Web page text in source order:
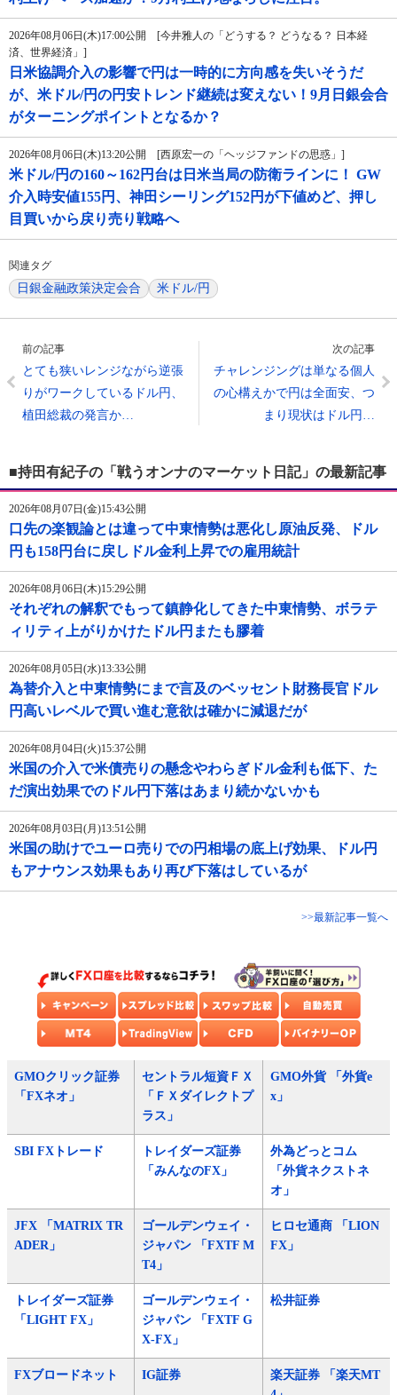
2026年08月06日(木)17:00公開 [今井雅人の「どうする？ どうなる？ 日本経
済、世界経済」]
日米協調介入の影響で円は一時的に方向感を失いそうだ
が、米ドル/円の円安トレンド継続は変えない！9月日銀会合
がターニングポイントとなるか？
2026年08月06日(木)13:20公開 [西原宏一の「ヘッジファンドの思惑」]
米ドル/円の160～162円台は日米当局の防衛ラインに！ GW
介入時安値155円、神田シーリング152円が下値めど、押し
目買いから戻り売り戦略へ
関連タグ
日銀金融政策決定会合 米ドル/円
前の記事
とても狭いレンジながら逆張
りがワークしているドル円、
植田総裁の発言か…
次の記事
チャレンジングは単なる個人
の心構えかで円は全面安、つ
まり現状はドル円…
■持田有紀子の「戦うオンナのマーケット日記」の最新記事
2026年08月07日(金)15:43公開
口先の楽観論とは違って中東情勢は悪化し原油反発、ドル
円も158円台に戻しドル金利上昇での雇用統計
2026年08月06日(木)15:29公開
それぞれの解釈でもって鎮静化してきた中東情勢、ボラテ
ィリティ上がりかけたドル円またも膠着
2026年08月05日(水)13:33公開
為替介入と中東情勢にまで言及のベッセント財務長官ドル
円高いレベルで買い進む意欲は確かに減退だが
2026年08月04日(火)15:37公開
米国の介入で米債売りの懸念やわらぎドル金利も低下、た
だ演出効果でのドル円下落はあまり続かないかも
2026年08月03日(月)13:51公開
米国の助けでユーロ売りでの円相場の底上げ効果、ドル円
もアナウンス効果もあり再び下落はしているが
>>最新記事一覧へ
GMOクリック証券
「FXネオ」
セントラル短資ＦＸ
「ＦＸダイレクトプ
ラス」
GMO外貨 「外貨e
x」
SBI FXトレード
トレイダーズ証券
「みんなのFX」
外為どっとコム
「外貨ネクストネ
オ」
JFX 「MATRIX TR
ADER」
ゴールデンウェイ・
ジャパン 「FXTF M
T4」
ヒロセ通商 「LION
FX」
トレイダーズ証券
「LIGHT FX」
ゴールデンウェイ・
ジャパン 「FXTF G
X-FX」
松井証券
FXブロードネット IG証券
楽天証券 「楽天MT